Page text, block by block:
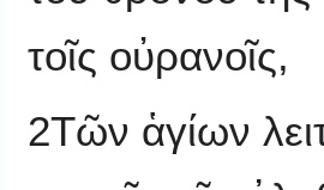
τοῖς οὐρανοῖς,
2Τῶν ἁγίων